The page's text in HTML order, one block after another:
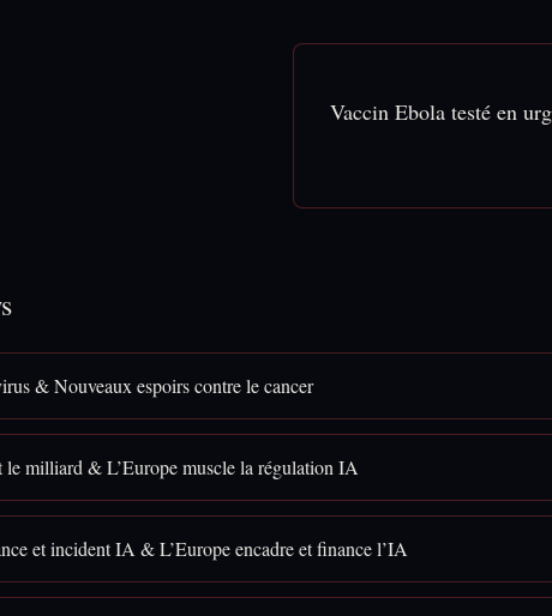
Vaccin Ebola testé en
& Nouveaux espoirs contre le cancer
milliard & L’Europe muscle la régulation IA
et incident IA & L’Europe encadre et finance l’IA